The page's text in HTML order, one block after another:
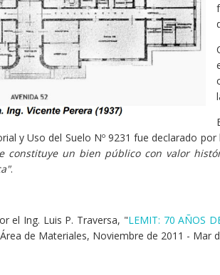
y Uso del Suelo Nº 9231 fue declarado
constituye un bien público con valor
.
el Ing. Luis P. Traversa, "LEMIT: 70 AÑOS
de Materiales, Noviembre de 2011 - Mar